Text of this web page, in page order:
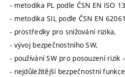
- metodika PL podle ČSN EN ISO
- metodika SIL podle ČSN EN
- prostředky pro snižování rizika,
- vývoj bezpečnostního SW,
- používání SW pro posouzení rizik
- nejdůležitější bezpečnostní